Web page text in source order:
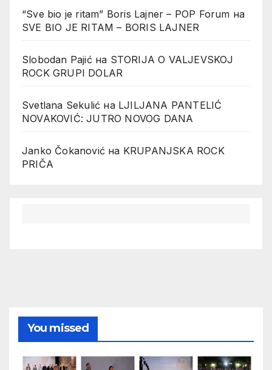
“Sve bio je ritam” Boris Lajner – POP Forum на
SVE BIO JE RITAM – BORIS LAJNER
Slobodan Pajićна STORIJA O VALJEVSKOJ
ROCK GRUPI DOLAR
Svetlana Sekulić на LJILJANA PANTELIĆ
NOVAKOVIĆ: JUTRO NOVOG DANA
Janko Čokanović на KRUPANJSKA ROCK
PRIČA
You missed